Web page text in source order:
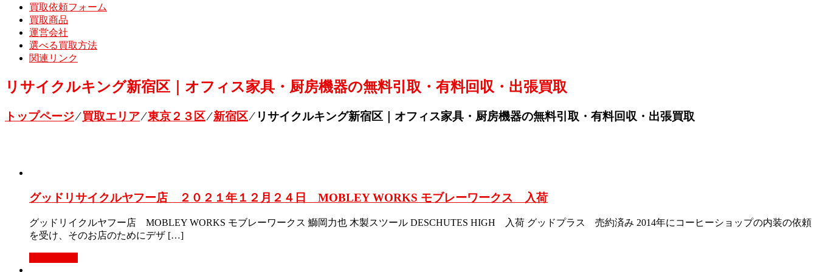
買取依頼フォーム
買取商品
運営会社
選べる買取方法
関連リンク
リサイクルキング新宿区｜オフィス家具・厨房機器の無料引取・有料回収・出張買取
トップページ⁄買取エリア⁄東京２３区⁄新宿区⁄ リサイクルキング新宿区｜オフィス家具・厨房機器の無料引取・有料回収・出張買取
グッドリサイクルヤフー店 ２０２１年１２月２４日 MOBLEY WORKS モブレーワークス 入荷
グッドリイクルヤフー店 MOBLEY WORKS モブレーワークス 鰤岡力也 木製スツール DESCHUTES HIGH 入荷 グッドプラス 売約済み 2014年にコーヒーショップの内装の依頼
を受け、そのお店のためにデザ […]